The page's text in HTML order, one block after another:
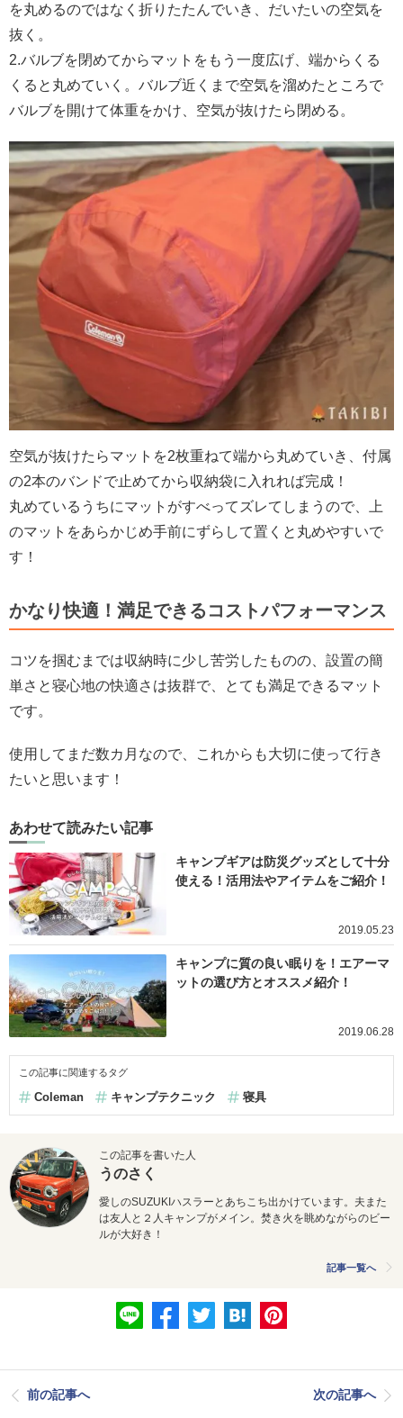
を丸めるのではなく折りたたんでいき、だいたいの空気を
抜く。
2.バルブを閉めてからマットをもう一度広げ、端からくる
くると丸めていく。バルブ近くまで空気を溜めたところで
バルブを開けて体重をかけ、空気が抜けたら閉める。
空気が抜けたらマットを2枚重ねて端から丸めていき、付属
の2本のバンドで止めてから収納袋に入れれば完成！
丸めているうちにマットがすべってズレてしまうので、上
のマットをあらかじめ手前にずらして置くと丸めやすいで
す！
かなり快適！満足できるコストパフォーマンス
コツを掴むまでは収納時に少し苦労したものの、設置の簡
単さと寝心地の快適さは抜群で、とても満足できるマット
です。
使用してまだ数カ月なので、これからも大切に使って行き
たいと思います！
あわせて読みたい記事
キャンプギアは防災グッズとして十分
使える！活用法やアイテムをご紹介！
2019.05.23
キャンプに質の良い眠りを！エアーマ
ットの選び方とオススメ紹介！
2019.06.28
この記事に関連するタグ
Coleman キャンプテクニック 寝具
この記事を書いた人
うのさく
愛しのSUZUKIハスラーとあちこち出かけています。 夫また
は友人と２ 人キャンプがメイン。 焚き火を眺めながらのビー
ルが大好き ！
記事一覧へ
前の記事へ 次の記事へ